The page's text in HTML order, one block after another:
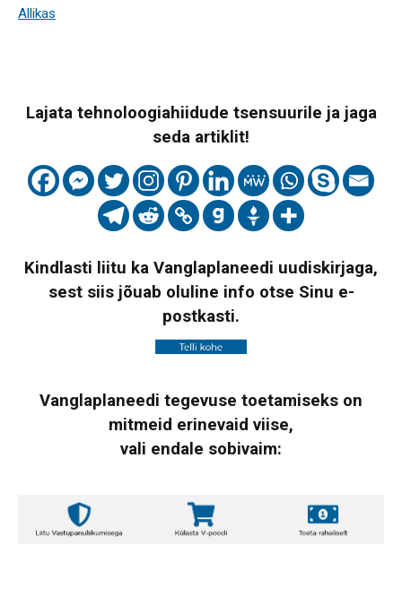
Allikas
Lajata tehnoloogiahiidude tsensuurile ja jaga
seda artiklit!
Kindlasti liitu ka Vanglaplaneedi uudiskirjaga,
sest siis jõuab oluline info otse Sinu e-
postkasti.
Vanglaplaneedi tegevuse toetamiseks on
mitmeid erinevaid viise,
vali endale sobivaim: